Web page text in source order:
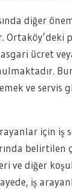
diğer
Ortaköy’deki
ücret
ve servis
için iş
belirtilen
ve diğer
iş